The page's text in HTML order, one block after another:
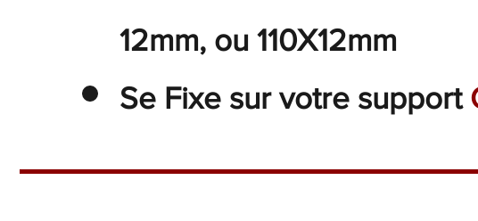
12mm, ou 110X12mm
Se Fixe sur votre support